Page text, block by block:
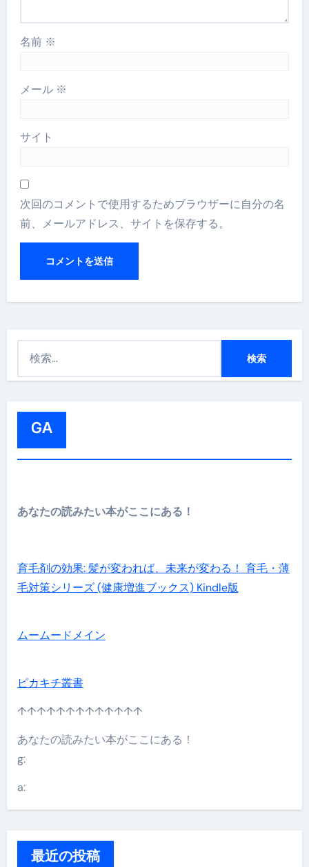
名前 ※
メール ※
サイト
次回のコメントで使用するためブラウザーに自分の名
前、メールアドレス、サイトを保存する。
GA
あなたの読みたい本がここにある！
育毛剤の効果: 髪が変われば、未来が変わる！ 育毛・薄
毛対策シリーズ (健康増進ブックス) Kindle版
ムームードメイン
ピカキチ叢書
↑↑↑↑↑↑↑↑↑↑↑↑↑
あなたの読みたい本がここにある！
g:
a:
最近の投稿